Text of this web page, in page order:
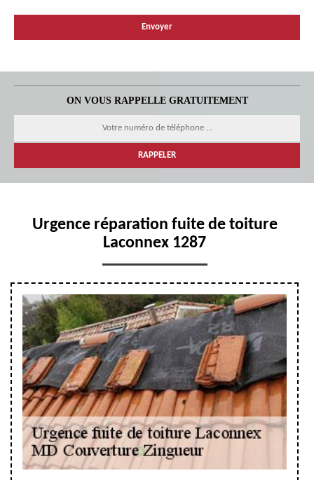
ON VOUS RAPPELLE GRATUITEMENT
Urgence réparation fuite de toiture
Laconnex 1287